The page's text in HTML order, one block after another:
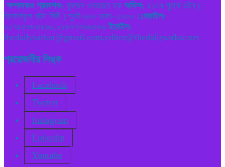
সম্পাদকও প্রকাশক: মুহম্মদ ওবায়দুল হক অফিস: ৫১/এ পুরানা পল্টন (
রিসোর্সফুল পল্টন সিটি ) স্যুট-৬০৮ ঢাকা--১০০০। মোবাইল:
০১৭৫৫৮৮৩৫৯৬,০১৯৭৭৩৬৬৫৬৬ ইমেইল:
thedailysarkar@gmail.com,editor@thedailysarkar.net.
প্রয়োজনীয় লিঙ্ক
Facebook
Twitter
Instagram
Linkedin
Youtube